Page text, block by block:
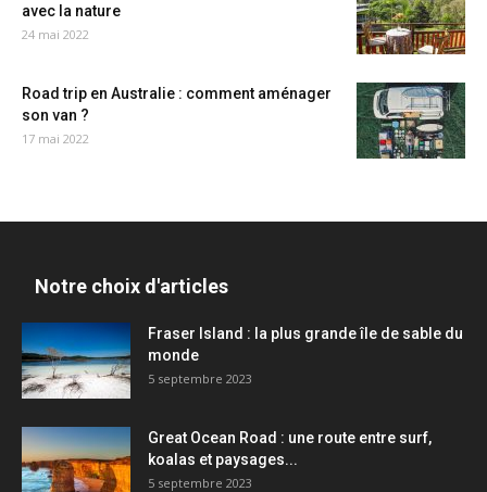
avec la nature
24 mai 2022
Road trip en Australie : comment aménager
son van ?
17 mai 2022
Notre choix d'articles
Fraser Island : la plus grande île de sable du
monde
5 septembre 2023
Great Ocean Road : une route entre surf,
koalas et paysages...
5 septembre 2023